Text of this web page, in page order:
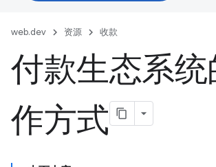
web.dev 资源 收款
付款生态系统
作方式